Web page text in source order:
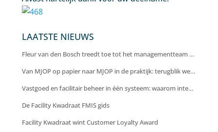
LAATSTE NIEUWS
Fleur van den Bosch treedt toe tot het managementteam van Facility Kwadraat als Chief Operating Officer
Van MJOP op papier naar MJOP in de praktijk: terugblik webinar
Vastgoed en facilitair beheer in één systeem: waarom integratie cruciaal is voor efficiëntie en inzicht
De Facility Kwadraat FMIS gids
Facility Kwadraat wint Customer Loyalty Award